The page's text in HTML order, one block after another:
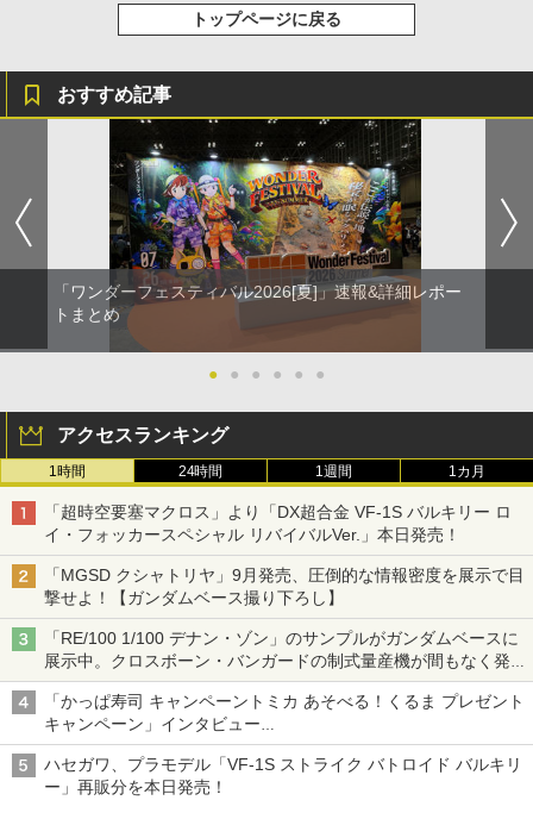
トップページに戻る
おすすめ記事
「ワンダーフェスティバル2026[夏]」速報&詳細レポー
トまとめ
● ● ● ● ● ●
アクセスランキング
1時間 24時間 1週間 1カ月
「超時空要塞マクロス」より「DX超合金 VF-1S バルキリー ロ
イ・フォッカースペシャル リバイバルVer.」本日発売！
「MGSD クシャトリヤ」9月発売、圧倒的な情報密度を展示で目
撃せよ！【ガンダムベース撮り下ろし】
「RE/100 1/100 デナン・ゾン」のサンプルがガンダムベースに
展示中。クロスボーン・バンガードの制式量産機が間もなく発送
【ガンダムベース撮り下ろし】
「かっぱ寿司 キャンペーントミカ あそべる！くるま プレゼント
キャンペーン」インタビュー
子どもが楽しめるかっぱ寿司ならではの体験とコラボの楽しさを
追求
ハセガワ、プラモデル「VF-1S ストライク バトロイド バルキリ
ー」再販分を本日発売！